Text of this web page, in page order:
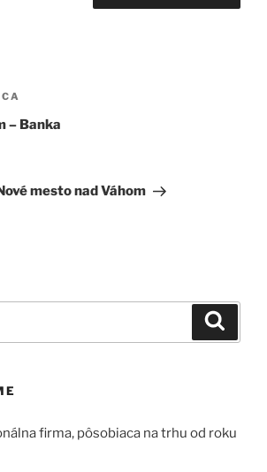
– Banka
mesto nad Váhom
firma, pôsobiaca na trhu od roku